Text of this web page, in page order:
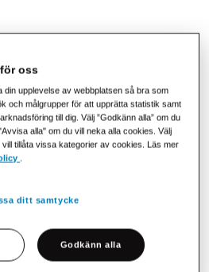
vår datakvalitetstjänst
säkerställer att leverantörerna
framtida förbättringar.
oss
din upplevelse av webbplatsen så bra som
och målgrupper för att upprätta statistik samt
till dig. Välj ”Godkänn alla” om du
alla" om du vill neka alla cookies. Välj
tillåta vissa kategorier av cookies. Läs mer
.
ditt samtycke
Godkänn alla